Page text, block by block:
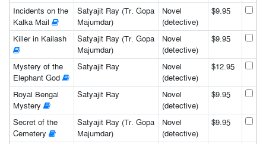
Incidents on the
Kalka Mail
Satyajit Ray (Tr. Gopa
Majumdar)
Novel
(detective)
$9.95
Killer in Kailash
Satyajit Ray (Tr. Gopa
Majumdar)
Novel
(detective)
$9.95
Mystery of the
Elephant God
Satyajit Ray
Novel
(detective)
$12.95
Royal Bengal
Mystery
Satyajit Ray
Novel
(detective)
$9.95
Secret of the
Cemetery
Satyajit Ray (Tr. Gopa
Majumdar)
Novel
(detective)
$9.95